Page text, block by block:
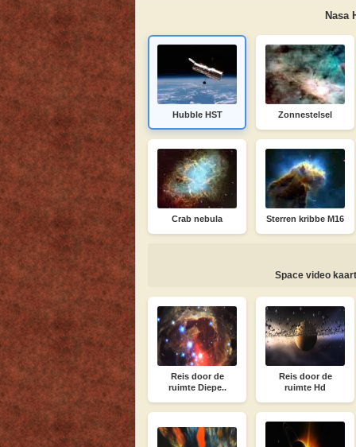
Nasa
Hubble HST Zonnestelsel
Crab nebula Sterren kribbe M16
Space video
Reis door de
ruimte Diepe..
Reis door de
ruimte Hd